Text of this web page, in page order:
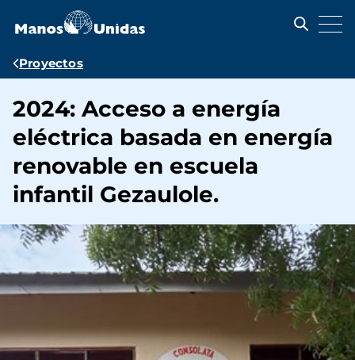
contenido
Ruta
navegación
Proyectos
2024: Acceso a energía
eléctrica basada en energía
renovable en escuela
infantil Gezaulole.